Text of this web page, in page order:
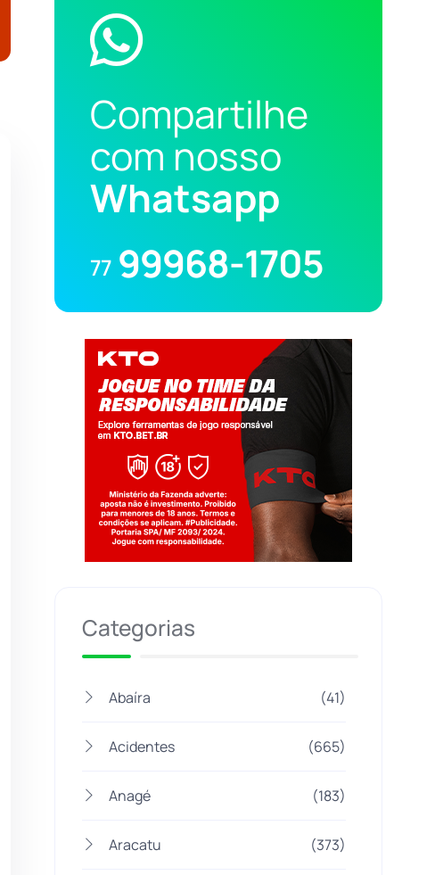
Compartilhe
com nosso
Whatsapp
77 99968-1705
Categorias
Abaíra (41)
Acidentes (665)
Anagé (183)
Aracatu (373)